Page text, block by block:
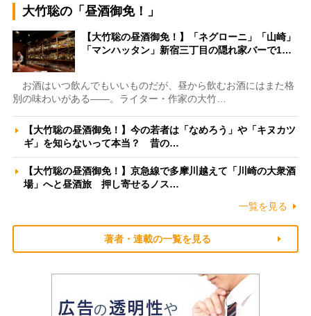
大竹聡の「昼酒御免！」
【大竹聡の昼酒御免！】「ネグローニ」「山崎」
「マンハッタン」新宿三丁目の隠れ家バーで1…
お酒はいつ飲んでもいいものだが、昼から飲むお酒にはまた格
別の味わいがある――。ライター・作家の大竹…
【大竹聡の昼酒御免！】今の若者は「なめろう」や「キヌカツ
ギ」を知らないって本当？ 昔の…
【大竹聡の昼酒御免！】京急線で多摩川越えて「川崎の大衆酒
場」へと昼酒旅 押し寄せるノス…
一覧を見る
著者・連載の一覧を見る